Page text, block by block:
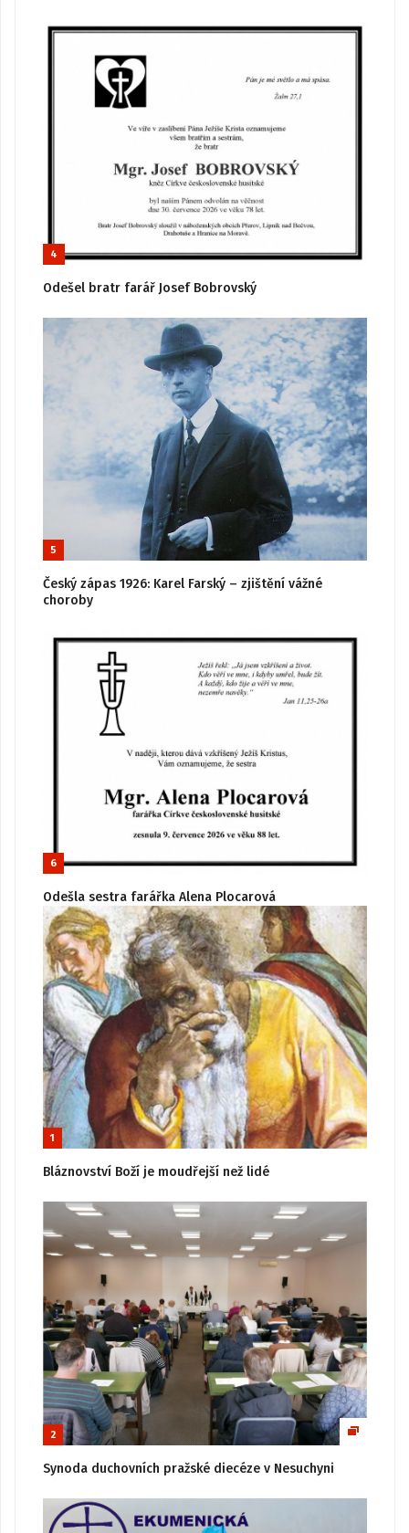
4
Odešel bratr farář Josef Bobrovský
5
Český zápas 1926: Karel Farský – zjištění vážné
choroby
6
Odešla sestra farářka Alena Plocarová
1
Bláznovství Boží je moudřejší než lidé
2
Synoda duchovních pražské diecéze v Nesuchyni